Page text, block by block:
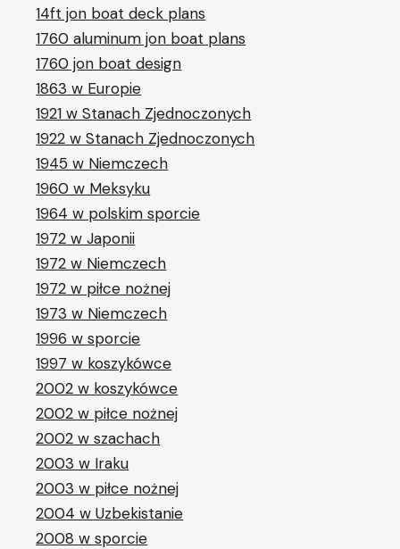
14ft jon boat deck plans
1760 aluminum jon boat plans
1760 jon boat design
1863 w Europie
1921 w Stanach Zjednoczonych
1922 w Stanach Zjednoczonych
1945 w Niemczech
1960 w Meksyku
1964 w polskim sporcie
1972 w Japonii
1972 w Niemczech
1972 w piłce nożnej
1973 w Niemczech
1996 w sporcie
1997 w koszykówce
2002 w koszykówce
2002 w piłce nożnej
2002 w szachach
2003 w Iraku
2003 w piłce nożnej
2004 w Uzbekistanie
2008 w sporcie